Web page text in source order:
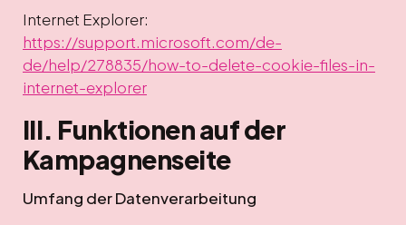
Internet Explorer:
https://support.microsoft.com/de-
de/help/278835/how-to-delete-cookie-files-in-
internet-explorer
III. Funktionen auf der
Kampagnenseite
Umfang der Datenverarbeitung